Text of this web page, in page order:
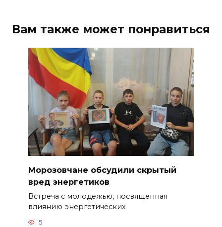
Вам также может понравиться
Морозовчане обсудили скрытый
вред энергетиков
Встреча с молодежью, посвященная
влиянию энергетических
5